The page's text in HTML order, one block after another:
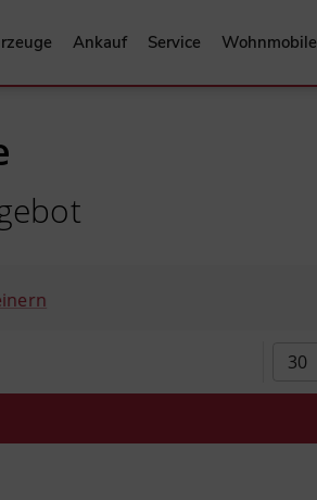
Ankauf Service Wohnmobile
30